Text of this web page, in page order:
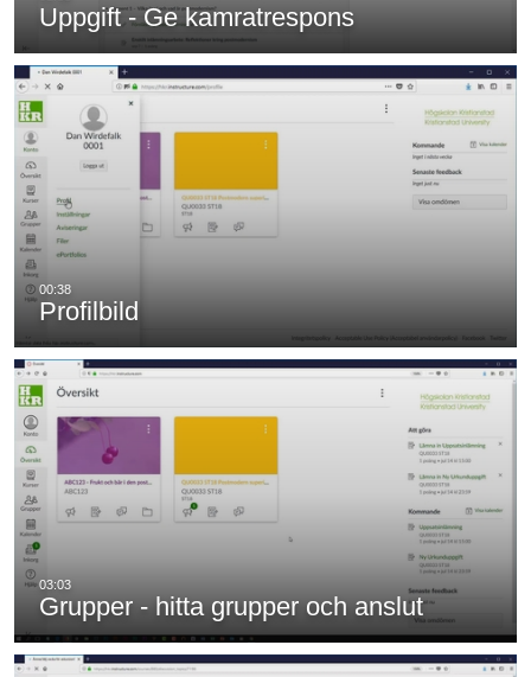
Uppgift - Ge kamratrespons
Profilbild
Grupper - hitta grupper och anslut